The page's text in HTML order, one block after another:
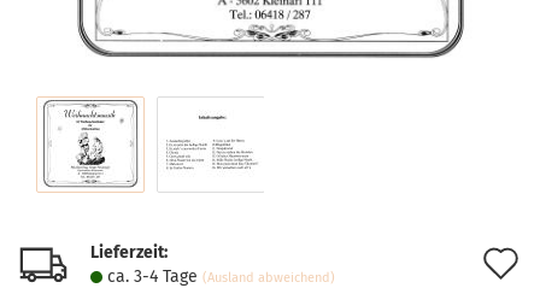
Lieferzeit:
ca. 3-4 Tage (Ausland abweichend)